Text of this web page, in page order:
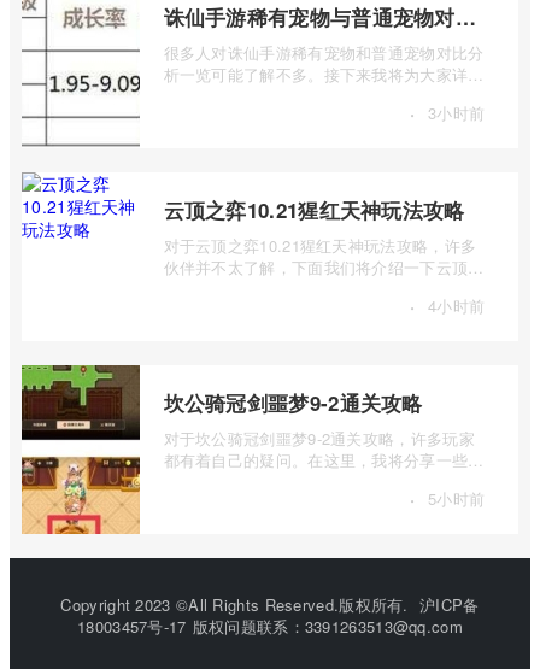
诛仙手游稀有宠物与普通宠物对比分析
很多人对诛仙手游稀有宠物和普通宠物对比分
析一览可能了解不多。接下来我将为大家详细
· 3小时前
云顶之弈10.21猩红天神玩法攻略
对于云顶之弈10.21猩红天神玩法攻略，许多
伙伴并不太了解，下面我们将介绍一下云顶之
· 4小时前
坎公骑冠剑噩梦9-2通关攻略
对于坎公骑冠剑噩梦9-2通关攻略，许多玩家
都有着自己的疑问。在这里，我将分享一些关
· 5小时前
Copyright 2023 ©All Rights Reserved.版权所有. 沪ICP备
18003457号-17 版权问题联系：3391263513@qq.com